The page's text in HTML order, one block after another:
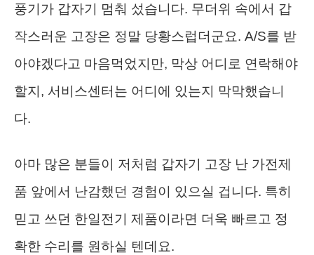
풍기가 갑자기 멈춰 섰습니다. 무더위 속에서 갑
작스러운 고장은 정말 당황스럽더군요. A/S를 받
아야겠다고 마음먹었지만, 막상 어디로 연락해야
할지, 서비스센터는 어디에 있는지 막막했습니
다.
아마 많은 분들이 저처럼 갑자기 고장 난 가전제
품 앞에서 난감했던 경험이 있으실 겁니다. 특히
믿고 쓰던 한일전기 제품이라면 더욱 빠르고 정
확한 수리를 원하실 텐데요.